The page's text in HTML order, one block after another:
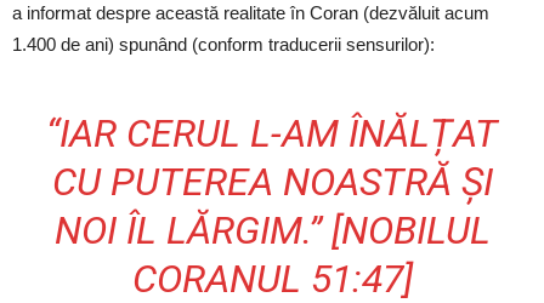
a informat despre această realitate în Coran (dezvăluit acum
1.400 de ani) spunând (conform traducerii sensurilor):
“IAR CERUL L-AM ÎNĂLȚAT
CU PUTEREA NOASTRĂ ȘI
NOI ÎL LĂRGIM.” [NOBILUL
CORANUL 51:47]